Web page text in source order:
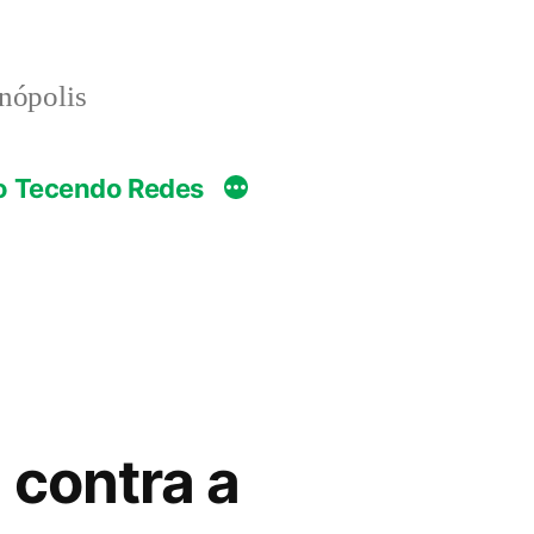
Tecendo Redes
a